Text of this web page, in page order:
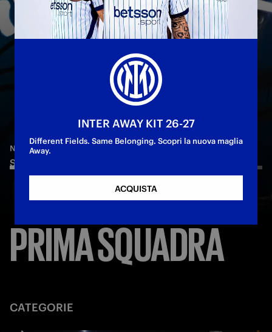
NEW SIGNINGS
SIGNATURE #1 | ALEKSANDAR STANKOVIĆ
STANKOVIĆ: «SONO CONTENTISSIMO:
IMPARERÒ MOLTO DA QUESTI CAMPIONI»
PLAYERS—
ABC NERAZZURRO
PRIMA SQUADRA
CATEGORIE
INTER AWAY KIT 26-27
Different Fields. Same Belonging. Scopri la nuova maglia
Away.
ACQUISTA